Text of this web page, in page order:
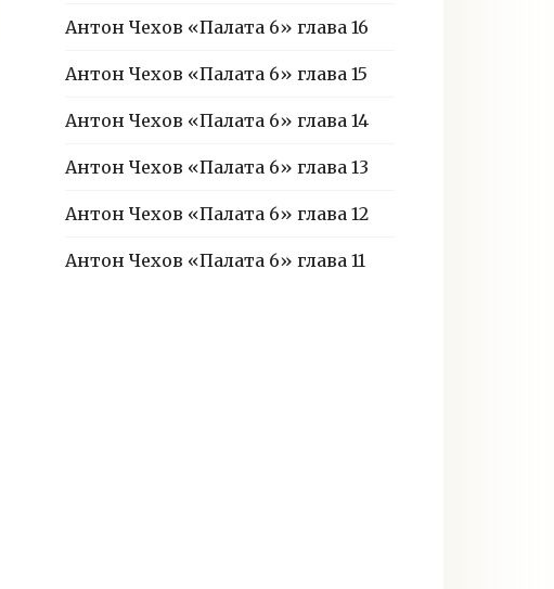
Антон Чехов «Палата 6» глава 16
Антон Чехов «Палата 6» глава 15
Антон Чехов «Палата 6» глава 14
Антон Чехов «Палата 6» глава 13
Антон Чехов «Палата 6» глава 12
Антон Чехов «Палата 6» глава 11